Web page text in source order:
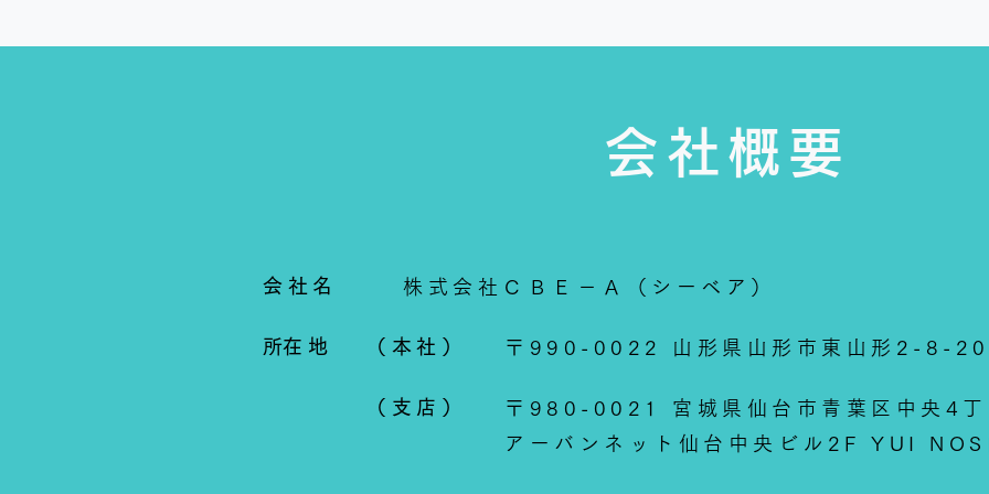
会社概要
会社名 株式会社ＣＢＥ－Ａ（シーベア）
​所在地 （本社） 〒990-0022 山形県山形市東山形2-8-20
（支店）
〒980-0021 宮城県仙台市青葉区中央4
アーバンネット仙台中央ビル2F YUI NOS